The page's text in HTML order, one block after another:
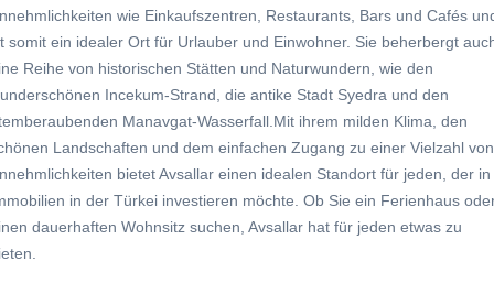
wie Einkaufszentren, Restaurants, Bars und Cafés
somit ein idealer Ort für Urlauber und Einwohner. Sie beherbergt
Reihe von historischen Stätten und Naturwundern, wie den
Incekum-Strand, die antike Stadt Syedra und den
Manavgat-Wasserfall.Mit ihrem milden Klima, den
Landschaften und dem einfachen Zugang zu einer Vielzahl von
bietet Avsallar einen idealen Standort für jeden, der in
in der Türkei investieren möchte. Ob Sie ein Ferienhaus
dauerhaften Wohnsitz suchen, Avsallar hat für jeden etwas zu